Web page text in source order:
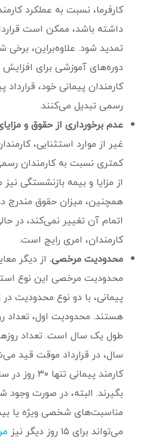
کارفرما، نسبت به عملکرد
تمدید شود. علاوه‌براین، برخی
دوره‌های آموزشی برای
کارمندان پیمانی خود، قرارداد
رسمی تبدیل می‌کنند.
عدم برخورداری از حقوق و
غیر از موارد استثنایی،
کمتری نسبت به کارمندان
از مزایا و بیمه بازنشستگی
همچنین، میزان حقوق مندرج
اتمام آن تغییر نمی‌کند، در
کارمندان، امری رایج است.
محدودیت مرخصی. از دیگر
محدودیت مرخصی این نوع
پیمانی، با دو نوع محدودیت
هستند. محدودیت اول، تعداد
طول یک سال است. تعداد
سال، در قرارداد موقت قید
کارمند
بگیرند. البته، در صورت وجود
مناسبت‌های شخصی ویژه یا
می‌تواند برای ۱۵ روز دیگر نیز